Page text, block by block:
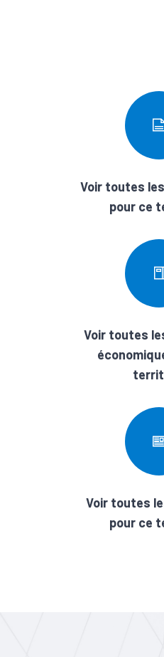
Voir toutes
pour ce
Voir toutes
Voir toutes
pour ce